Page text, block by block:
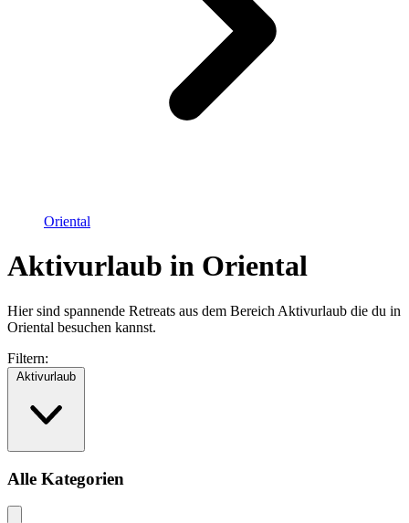
Oriental
Aktivurlaub in Oriental
Hier sind spannende Retreats aus dem Bereich Aktivurlaub die du in
Oriental besuchen kannst.
Filtern:
Aktivurlaub
Alle Kategorien